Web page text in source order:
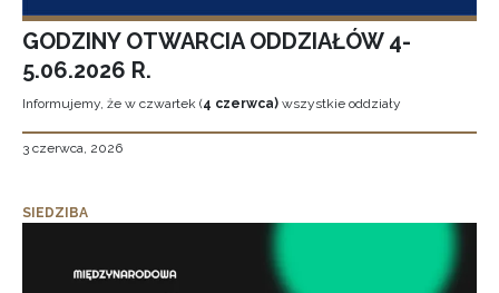
GODZINY OTWARCIA ODDZIAŁÓW 4-
5.06.2026 R.
Informujemy, że w czwartek (4 czerwca) wszystkie oddziały
3 czerwca, 2026
SIEDZIBA